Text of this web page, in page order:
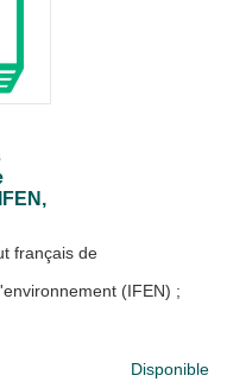
français de
(IFEN) ;
Disponible